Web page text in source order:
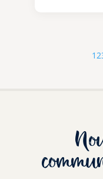
12